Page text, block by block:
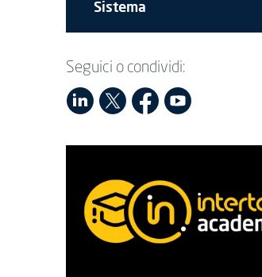
Sistema
Seguici o condividi: